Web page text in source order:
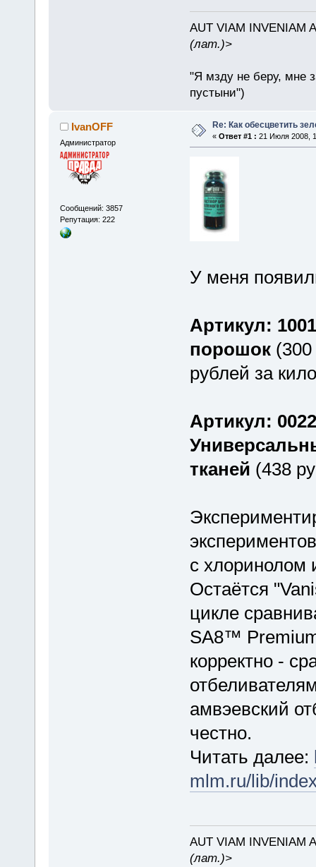
AUT VIAM INVENIAM
(лат.)>
"Я мзду не беру, мне
пустыни")
IvanOFF
Администратор
Сообщений: 3857
Репутация: 222
Re: Как обесцветить
« Ответ #1 : 21 Июля 2008,
У меня
Артикул:
порошок(300
рублей за
Артикул:
тканей (438
с хлоринолом
Остаётся
цикле
SA8™
корректно -
амвэевский
честно.
Читать далее:
mlm.ru/lib/
AUT VIAM INVENIAM
(лат.)>